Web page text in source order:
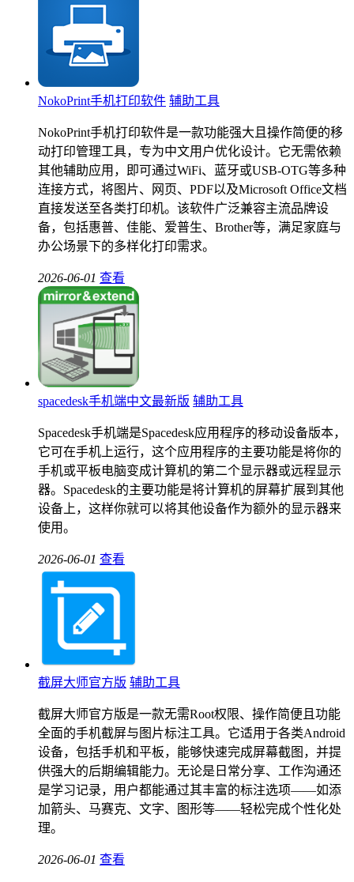
NokoPrint手机打印软件 辅助工具
NokoPrint手机打印软件是一款功能强大且操作简便的移
动打印管理工具，专为中文用户优化设计。它无需依赖
其他辅助应用，即可通过WiFi、蓝牙或USB-OTG等多种
连接方式，将图片、网页、PDF以及Microsoft Office文档
直接发送至各类打印机。该软件广泛兼容主流品牌设
备，包括惠普、佳能、爱普生、Brother等，满足家庭与
办公场景下的多样化打印需求。
2026-06-01 查看
spacedesk手机端中文最新版 辅助工具
Spacedesk手机端是Spacedesk应用程序的移动设备版本，
它可在手机上运行，这个应用程序的主要功能是将你的
手机或平板电脑变成计算机的第二个显示器或远程显示
器。Spacedesk的主要功能是将计算机的屏幕扩展到其他
设备上，这样你就可以将其他设备作为额外的显示器来
使用。
2026-06-01 查看
截屏大师官方版 辅助工具
截屏大师官方版是一款无需Root权限、操作简便且功能
全面的手机截屏与图片标注工具。它适用于各类Android
设备，包括手机和平板，能够快速完成屏幕截图，并提
供强大的后期编辑能力。无论是日常分享、工作沟通还
是学习记录，用户都能通过其丰富的标注选项——如添
加箭头、马赛克、文字、图形等——轻松完成个性化处
理。
2026-06-01 查看